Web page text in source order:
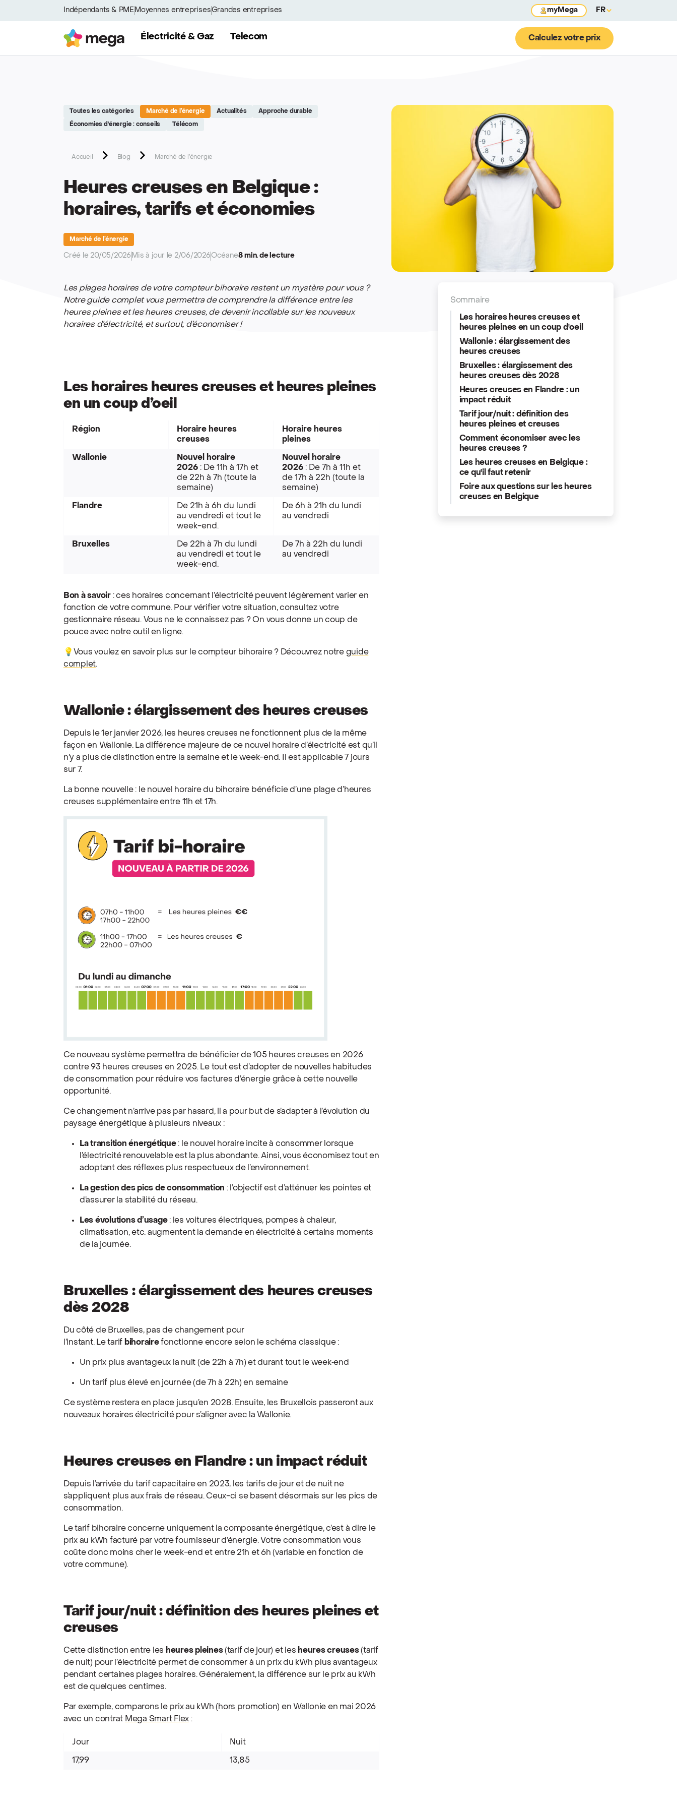
Indépendants & PME Moyennes entreprisesGrandes entreprises myMega FR
MegaÉlectricité & Gaz Telecom Calculez votre prix
Toutes les catégories Marché de l’énergie Actualités Approche durable
Économies d'énergie : conseils Télécom
Accueil Blog Marché de l’énergie
Heures creuses en Belgique :
horaires, tarifs et économies
Marché de l’énergie
Créé le 20/05/2026 Mis à jour le 2/06/2026Océane8 min. de lecture
Sommaire
Les horaires heures creuses et
heures pleines en un coup d'oeil
Wallonie : élargissement des
heures creuses
Bruxelles : élargissement des
heures creuses dès 2028
Heures creuses en Flandre : un
impact réduit
Tarif jour/nuit : définition des
heures pleines et creuses
Comment économiser avec les
heures creuses ?
Les heures creuses en Belgique :
ce qu'il faut retenir
Foire aux questions sur les heures
creuses en Belgique
Les plages horaires de votre compteur bihoraire restent un mystère pour vous ?
Notre guide complet vous permettra de comprendre la différence entre les
heures pleines et les heures creuses, de devenir incollable sur les nouveaux
horaires d’électricité, et surtout, d’économiser !
Les horaires heures creuses et heures pleines
en un coup d’oeil
Région
Horaire heures
creuses
Horaire heures
pleines
Wallonie
Nouvel horaire
2026 : De 11h à 17h et
de 22h à 7h (toute la
semaine)
Nouvel horaire
2026 : De 7h à 11h et
de 17h à 22h (toute la
semaine)
Flandre
De 21h à 6h du lundi
au vendredi et tout le
week-end.
De 6h à 21h du lundi
au vendredi
Bruxelles
De 22h à 7h du lundi
au vendredi et tout le
week-end.
De 7h à 22h du lundi
au vendredi
Bon à savoir : ces horaires concernant l’électricité peuvent légèrement varier en
fonction de votre commune. Pour vérifier votre situation, consultez votre
gestionnaire réseau. Vous ne le connaissez pas ? On vous donne un coup de
pouce avec notre outil en ligne.
💡Vous voulez en savoir plus sur le compteur bihoraire ? Découvrez notre guide
complet.
Wallonie : élargissement des heures creuses
Depuis le 1er janvier 2026, les heures creuses ne fonctionnent plus de la même
façon en Wallonie. La différence majeure de ce nouvel horaire d’électricité est qu’il
n’y a plus de distinction entre la semaine et le week-end. Il est applicable 7 jours
sur 7.
La bonne nouvelle : le nouvel horaire du bihoraire bénéficie d’une plage d’heures
creuses supplémentaire entre 11h et 17h.
Ce nouveau système permettra de bénéficier de 105 heures creuses en 2026
contre 93 heures creuses en 2025. Le tout est d’adopter de nouvelles habitudes
de consommation pour réduire vos factures d’énergie grâce à cette nouvelle
opportunité.
Ce changement n’arrive pas par hasard, il a pour but de s’adapter à l’évolution du
paysage énergétique à plusieurs niveaux :
La transition énergétique: le nouvel horaire incite à consommer lorsque
l’électricité renouvelable est la plus abondante. Ainsi, vous économisez tout en
adoptant des réflexes plus respectueux de l’environnement.
La gestion des pics de consommation : l’objectif est d’atténuer les pointes et
d’assurer la stabilité du réseau.
Les évolutions d’usage : les voitures électriques, pompes à chaleur,
climatisation, etc. augmentent la demande en électricité à certains moments
de la journée.
Bruxelles : élargissement des heures creuses
dès 2028
Du côté de Bruxelles, pas de changement pour
l’instant. Le tarif bihorairefonctionne encore selon le schéma classique :
Un prix plus avantageux la nuit (de 22h à 7h) et durant tout le week‑end
Un tarif plus élevé en journée (de 7h à 22h) en semaine
Ce système restera en place jusqu’en 2028. Ensuite, les Bruxellois passeront aux
nouveaux horaires électricité pour s’aligner avec la Wallonie.
Heures creuses en Flandre : un impact réduit
Depuis l’arrivée du tarif capacitaire en 2023, les tarifs de jour et de nuit ne
s’appliquent plus aux frais de réseau. Ceux-ci se basent désormais sur les pics de
consommation.
Le tarif bihoraire concerne uniquement la composante énergétique, c’est à dire le
prix au kWh facturé par votre fournisseur d’énergie. Votre consommation vous
coûte donc moins cher le week-end et entre 21h et 6h (variable en fonction de
votre commune).
Tarif jour/nuit : définition des heures pleines et
creuses
Cette distinction entre les heures pleines(tarif de jour) et les heures creuses(tarif
de nuit) pour l’électricité permet de consommer à un prix du kWh plus avantageux
pendant certaines plages horaires. Généralement, la différence sur le prix au kWh
est de quelques centimes.
Par exemple, comparons le prix au kWh (hors promotion) en Wallonie en mai 2026
avec un contrat Mega Smart Flex :
Jour Nuit
17,99 13,85
Site réalisé par Softedge studio - https://softedge.be